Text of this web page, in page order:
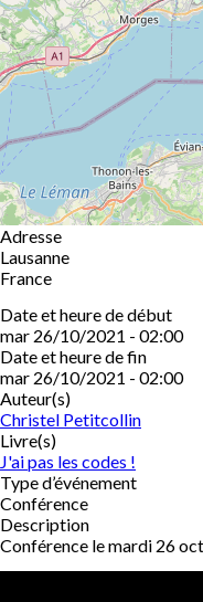
Adresse
Lausanne
France
Date et heure de début
mar 26/10/2021 - 02:00
Date et heure de fin
mar 26/10/2021 - 02:00
Auteur(s)
Christel Petitcollin
Livre(s)
J'ai pas les codes !
Type d’événement
Conférence
Description
Conférence le mardi 26